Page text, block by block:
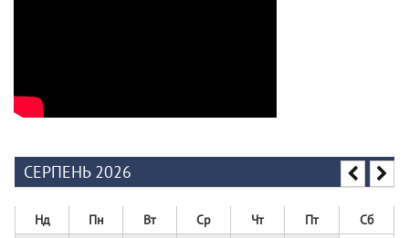
СЕРПЕНЬ 2026
Нд Пн Вт Ср Чт Пт Сб